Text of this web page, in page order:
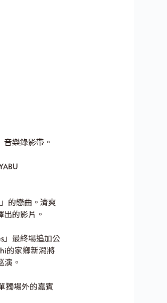
音樂錄影帶。
的戀曲。清爽
的影片。
」最終場追加公
的家鄉新潟將
演。
獨場外的嘉賓